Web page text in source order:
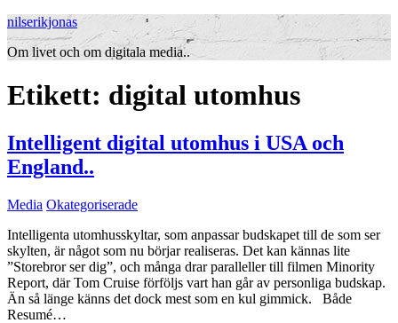
nilserikjonas
Om livet och om digitala media..
Etikett: digital utomhus
Intelligent digital utomhus i USA och
England..
Media Okategoriserade
Intelligenta utomhusskyltar, som anpassar budskapet till de som ser
skylten, är något som nu börjar realiseras. Det kan kännas lite
”Storebror ser dig”, och många drar paralleller till filmen Minority
Report, där Tom Cruise förföljs vart han går av personliga budskap.
Än så länge känns det dock mest som en kul gimmick. Både
Resumé…